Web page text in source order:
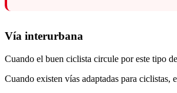
Vía interurbana
Cuando el buen ciclista circule por este tipo
Cuando existen vías adaptadas para ciclistas,